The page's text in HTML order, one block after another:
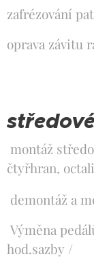
zafrézování
oprava závitu
montáž
čtyřhran,
demontáž a
Výměna
hod.sazby /